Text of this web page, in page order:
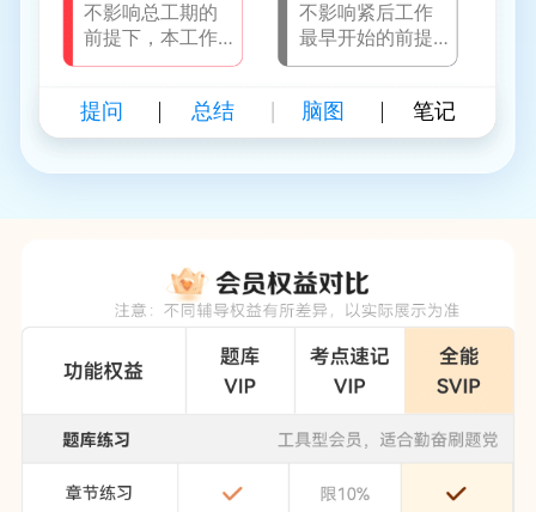
不影响总工期的
前提下，本工作
可利用的机动时
不影响紧后工作
最早开始的前提
下，本工作可利
提问 总结 脑图 笔记